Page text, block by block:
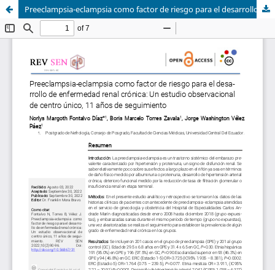
Preeclampsia-eclampsia como factor de riesgo para el desarrollo de enfermedad renal crónica.